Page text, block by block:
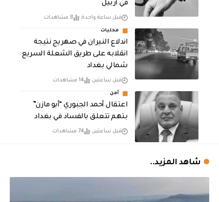
في أربيل
قبل ساعة واحدة 8 مشاهدات
محليات
اندلاع النيران في صهريج نتيجة
انقلابه على طريق الشعلة السريع
شمالي بغداد
قبل ساعتين 14 مشاهدات
أمن
اعتقال أحمد الجبوري “أبو مازن”
بتهم تتعلق بالفساد في بغداد
قبل ساعتين 74 مشاهدات
شاهد المزيد..